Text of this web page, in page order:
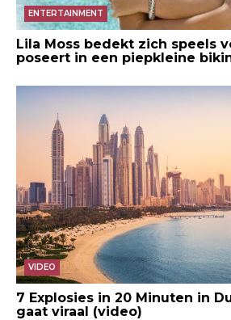
ENTERTAINMENT
Lila Moss bedekt zich speels
poseert in een piepkleine
VIDEO
7 Explosies in 20 Minuten in
gaat viraal (video)